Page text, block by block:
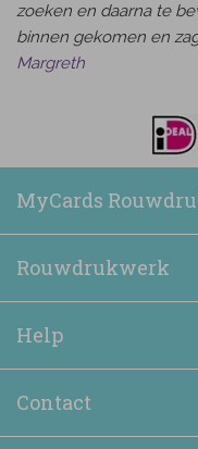
zoeken en daarna te
binnen gekomen en
Margreth
MyCards
Rouwdrukwerk
Help
Contact